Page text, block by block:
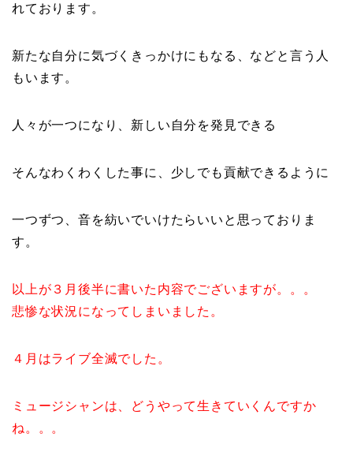
れております。
新たな自分に気づくきっかけにもなる、などと言う人
もいます。
人々が一つになり、新しい自分を発見できる
そんなわくわくした事に、少しでも貢献できるように
一つずつ、音を紡いでいけたらいいと思っておりま
す。
以上が３月後半に書いた内容でございますが。。。
悲惨な状況になってしまいました。
４月はライブ全滅でした。
ミュージシャンは、どうやって生きていくんですか
ね。。。